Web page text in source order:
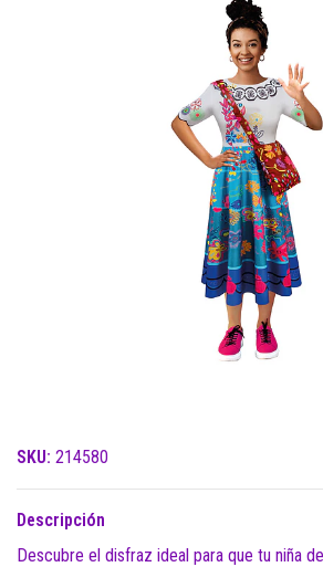
SKU: 214580
Descripción
Descubre el disfraz ideal para que tu niña